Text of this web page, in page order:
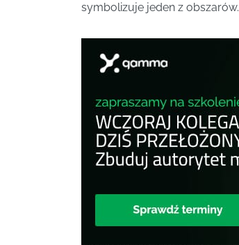
symbolizuje jeden z obszarów.